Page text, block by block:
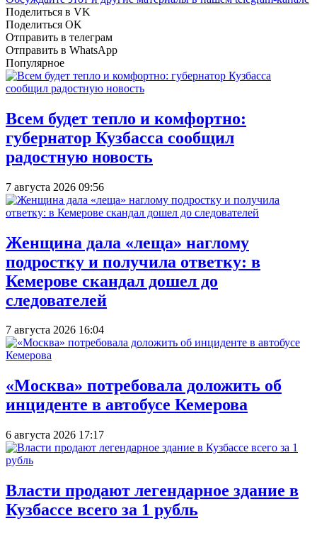
Поделиться в VK
Поделиться OK
Отправить в телеграм
Отправить в WhatsApp
Популярное
Всем будет тепло и комфортно:
губернатор Кузбасса сообщил
радостную новость
7 августа 2026 09:56
Женщина дала «леща» наглому
подростку и получила ответку: в
Кемерове скандал дошел до
следователей
7 августа 2026 16:04
«Москва» потребовала доложить об
инциденте в автобусе Кемерова
6 августа 2026 17:17
Власти продают легендарное здание в
Кузбассе всего за 1 рубль